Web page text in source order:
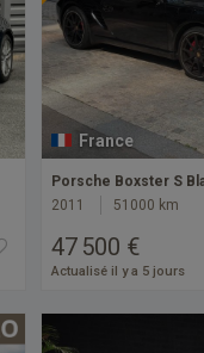
France
Porsche Boxster S
2011
51000 km
47 500 €
Actualisé il y a 5 jours